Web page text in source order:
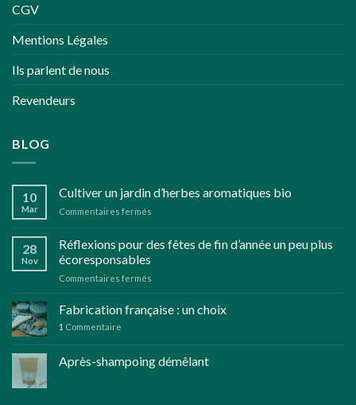
CGV
Mentions Légales
Ils parlent de nous
Revendeurs
BLOG
10
Mar
Cultiver un jardin d’herbes aromatiques bio
Commentaires fermés
jardin
28
Nov
Réflexions pour des fêtes de fin d’année un peu plus
écoresponsables
Commentaires fermés
pour
des
fin
Fabrication française : un choix
1 Commentaire
Après-shampoing démêlant